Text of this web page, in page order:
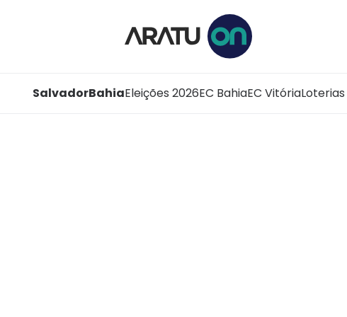
SalvadorBahiaEleições 2026EC BahiaEC VitóriaLoterias